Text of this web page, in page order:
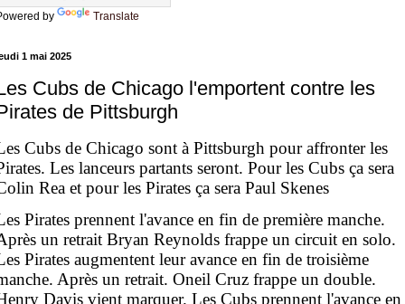
by Translate
1 mai 2025
Cubs de Chicago l'emportent contre les
de Pittsburgh
Cubs de Chicago sont à Pittsburgh pour affronter les
Les lanceurs partants seront. Pour les Cubs ça sera
Rea et pour les Pirates ça sera Paul Skenes
Pirates prennent l'avance en fin de première manche.
un retrait Bryan Reynolds frappe un circuit en solo.
Pirates augmentent leur avance en fin de troisième
Après un retrait. Oneil Cruz frappe un double.
Davis vient marquer. Les Cubs prennent l'avance en